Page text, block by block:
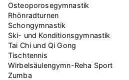
Osteoporosegymnastik
Rhönradturnen
Schongymnastik
Ski- und Konditionsgymnastik
Tai Chi und Qi Gong
Tischtennis
Wirbelsäulengymn-Reha Sport
Zumba